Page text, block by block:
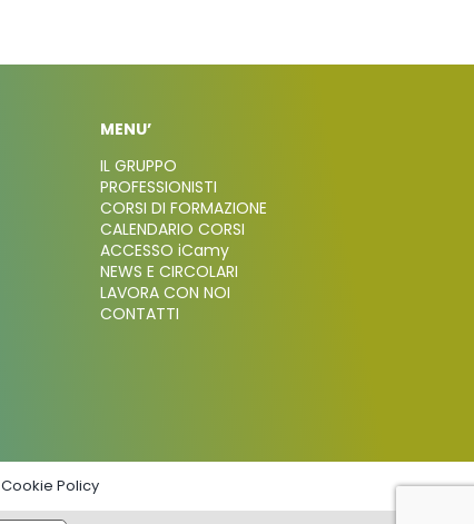
MENU’
IL GRUPPO
PROFESSIONISTI
CORSI DI FORMAZIONE
CALENDARIO CORSI
ACCESSO iCamy
NEWS E CIRCOLARI
LAVORA CON NOI
CONTATTI
Cookie Policy